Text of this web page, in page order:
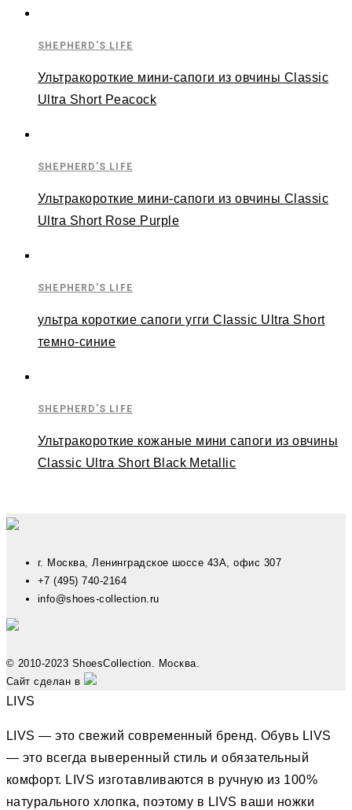
SHEPHERD'S LIFE
Ультракороткие мини-сапоги из овчины Classic
Ultra Short Peacock
SHEPHERD'S LIFE
Ультракороткие мини-сапоги из овчины Classic
Ultra Short Rose Purple
SHEPHERD'S LIFE
ультра короткие сапоги угги Classic Ultra Short
темно-синие
SHEPHERD'S LIFE
Ультракороткие кожаные мини сапоги из овчины
Classic Ultra Short Black Metallic
г. Москва, Ленинградское шоссе 43А, офис 307
+7 (495) 740-2164
info@shoes-collection.ru
© 2010-2023 ShoesCollection. Москва.
Сайт сделан в
LIVS
LIVS — это свежий современный бренд. Обувь LIVS
— это всегда выверенный стиль и обязательный
комфорт. LIVS изготавливаются в ручную из 100%
натурального хлопка, поэтому в LIVS ваши ножки